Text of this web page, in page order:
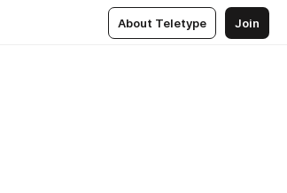
About Teletype Join